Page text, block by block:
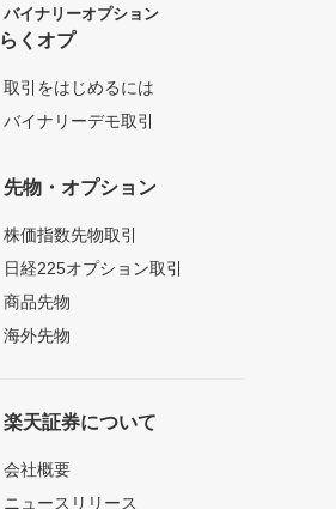
バイナリーオプション
らくオプ
取引をはじめるには
バイナリーデモ取引
先物・オプション
株価指数先物取引
日経225オプション取引
商品先物
海外先物
楽天証券について
会社概要
ニュースリリース